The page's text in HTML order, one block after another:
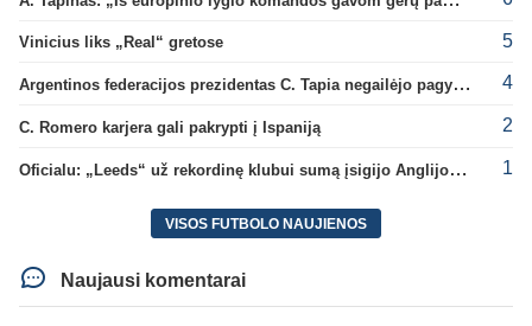
Vinicius liks „Real“ gretose 5
Argentinos federacijos prezidentas C. Tapia negailėjo pagyrų G. Infantino 4
C. Romero karjera gali pakrypti į Ispaniją 2
Oficialu: „Leeds“ už rekordinę klubui sumą įsigijo Anglijos rinktinės vartininką 1
VISOS FUTBOLO NAUJIENOS
Naujausi komentarai